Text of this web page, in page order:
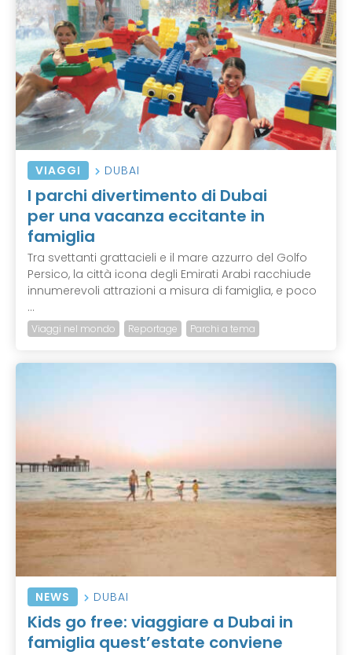
VIAGGI DUBAI
I parchi divertimento di Dubai
per una vacanza eccitante in
famiglia
Tra svettanti grattacieli e il mare azzurro del Golfo
Persico, la città icona degli Emirati Arabi racchiude
innumerevoli attrazioni a misura di famiglia, e poco
...
Viaggi nel mondo Reportage Parchi a tema
NEWS DUBAI
Kids go free: viaggiare a Dubai in
famiglia quest’estate conviene